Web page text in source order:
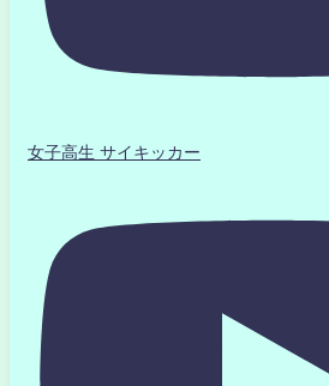
女子高生 サイキッカー